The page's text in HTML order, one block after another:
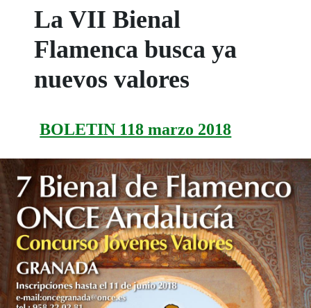
La VII Bienal
Flamenca busca ya
nuevos valores
BOLETIN 118 marzo 2018